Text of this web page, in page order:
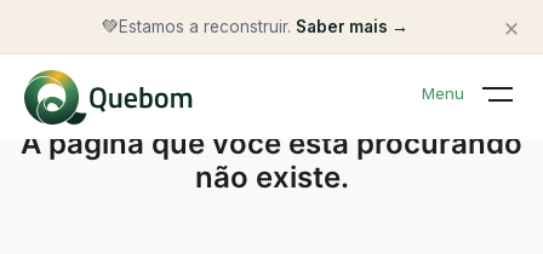
💚Estamos a reconstruir. Saber mais → ×
Menu
A página que você está procurando
não existe.